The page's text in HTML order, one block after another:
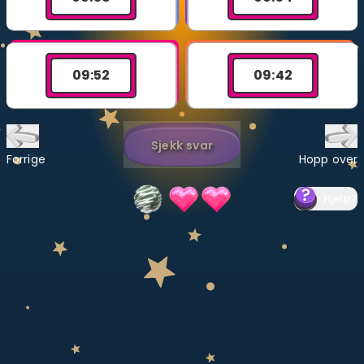
Bestill privatundervisning
LÆREPLAN
Velg læreplan
Logg inn
09:52 09:42
Forrige
Sjekk svar
Hopp over
?